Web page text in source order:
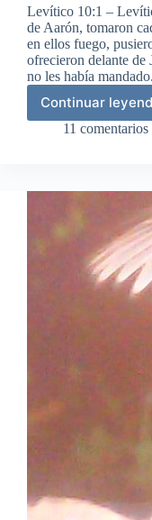
Levítico 10:1 –
de Aarón, tomaron
en ellos fuego,
ofrecieron delante de
no les había
ContinuarEl
pecado
Abiú
11 comentarios